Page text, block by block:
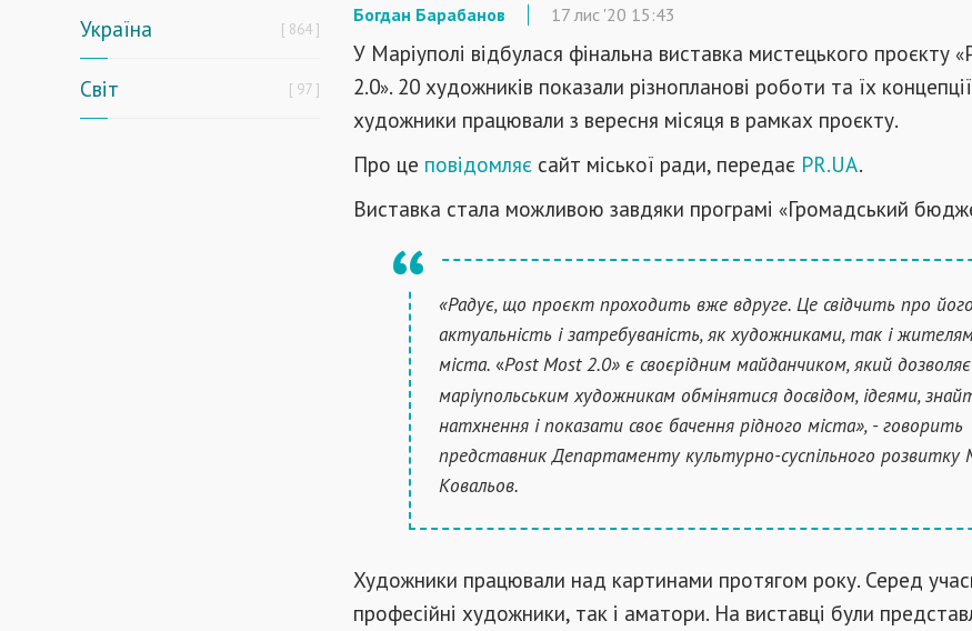
Україна 864
Світ 97
Богдан Барабанов 17 лис '20 15:43
У Маріуполі відбулася фінальна виставка мистецького проєкту «
2.0». 20 художників показали різнопланові роботи та їх
художники працювали з вересня місяця в рамках проєкту.
Про це повідомляє сайт міської ради, передає PR.UA.
Виставка стала можливою завдяки програмі «Громадський
«Радує, що проєкт проходить вже вдруге. Це свідчить про його
актуальність і затребуваність, як художниками, так і
міста. «Post Most 2.0» є своєрідним майданчиком, який дозволяє
маріупольським художникам обмінятися досвідом, ідеями,
натхнення і показати своє бачення рідного міста», - говорить
представник Департаменту культурно-суспільного
Ковальов.
Художники працювали над картинами протягом року. Серед
професійні художники, так і аматори. На виставці були